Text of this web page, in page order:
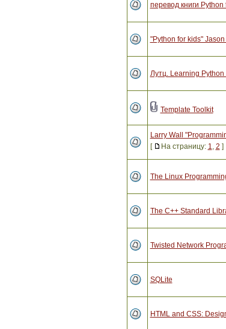
перевод книги Python
"Python for kids"
Лутц. Learning Python
Template Toolkit
Larry Wall
[
На страницу: 1, 2 ]
The Linux
The C++ Standard
Twisted Network
SQLite
HTML and CSS: